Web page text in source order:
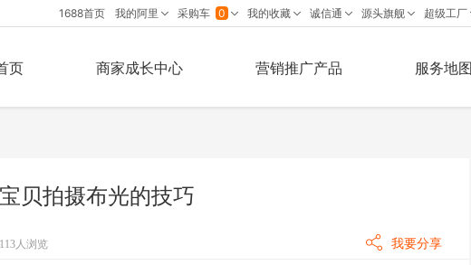
页 商家成长中心 营销推广产品 服务地图
贝拍摄布光的技巧
人浏览 我要分享